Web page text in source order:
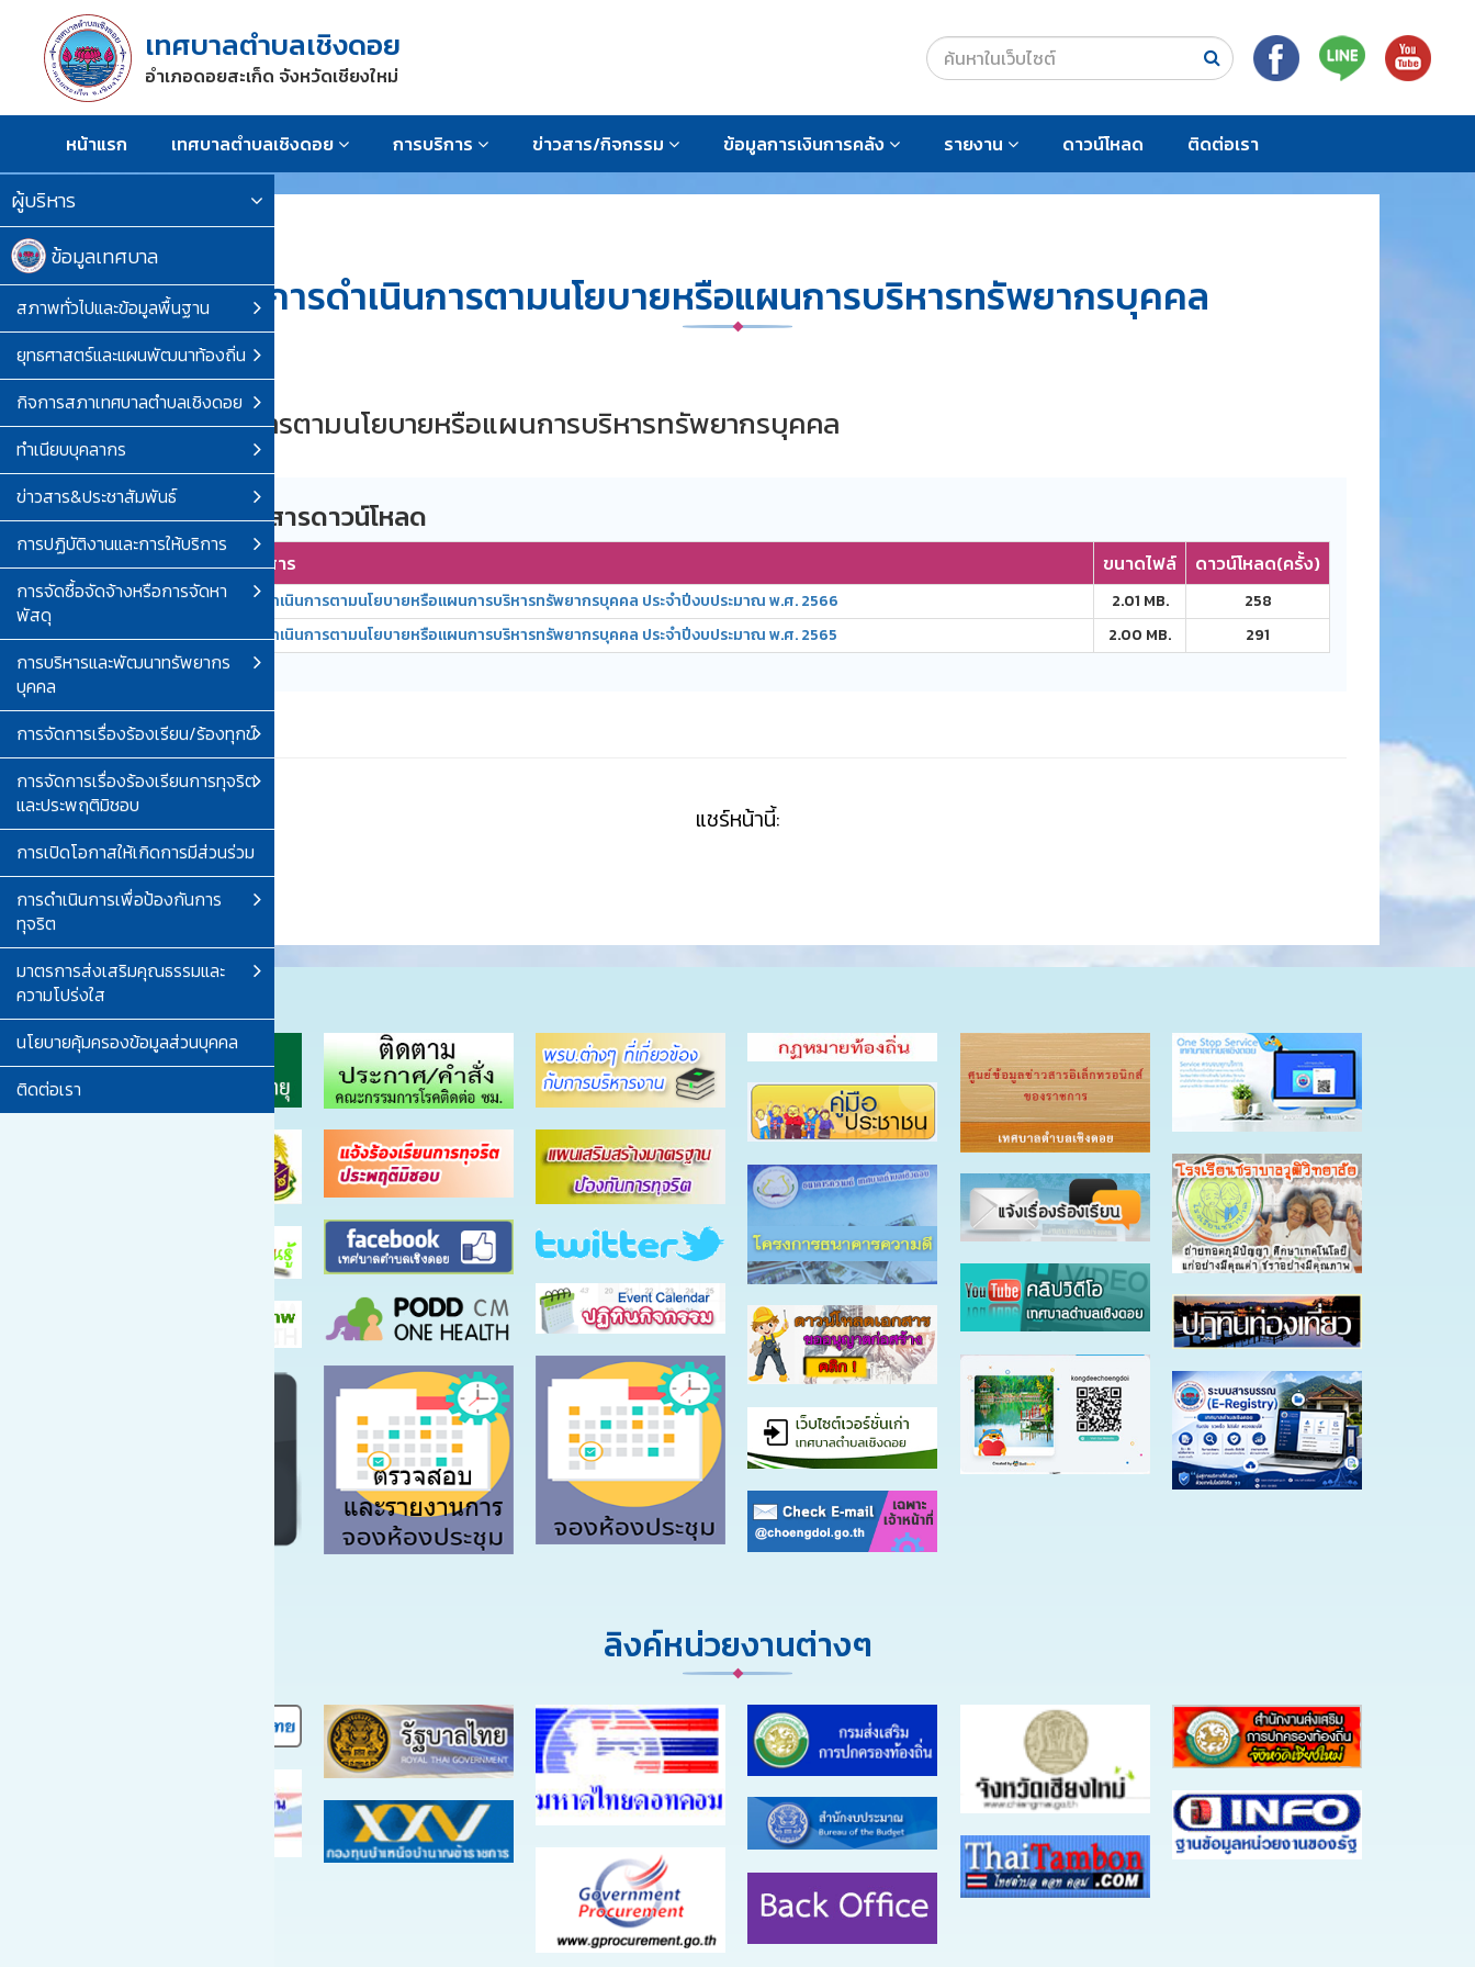
เทศบาลตำบลเชิงดอย
อำเภอดอยสะเก็ด จังหวัดเชียงใหม่
หน้าแรก เทศบาลตำบลเชิงดอย การบริการ ข่าวสาร/กิจกรรม ข้อมูลการเงินการคลัง รายงาน ดาวน์โหลด ติดต่อเรา
ผู้บริหาร
ข้อมูลเทศบาล
สภาพทั่วไปและข้อมูลพื้นฐาน
ยุทธศาสตร์และแผนพัฒนาท้องถิ่น
กิจการสภาเทศบาลตำบลเชิงดอย
ทำเนียบบุคลากร
ข่าวสาร&ประชาสัมพันธ์
การปฏิบัติงานและการให้บริการ
การจัดซื้อจัดจ้างหรือการจัดหา
พัสดุ
การบริหารและพัฒนาทรัพยากร
บุคคล
การจัดการเรื่องร้องเรียน/ร้องทุกข์
การจัดการเรื่องร้องเรียนการทุจริต
และประพฤติมิชอบ
การเปิดโอกาสให้เกิดการมีส่วนร่วม
การดำเนินการเพื่อป้องกันการ
ทุจริต
มาตรการส่งเสริมคุณธรรมและ
ความโปร่งใส
นโยบายคุ้มครองข้อมูลส่วนบุคคล
ติดต่อเรา
การดำเนินการตามนโยบายหรือแผนการบริหารทรัพยากรบุคคล
การดำเนินการตามนโยบายหรือแผนการบริหารทรัพยากรบุคคล
รายการเอกสารดาวน์โหลด
ลำดับ ชื่อเอกสาร ขนาดไฟล์ ดาวน์โหลด(ครั้ง)
1 การดำเนินการตามนโยบายหรือแผนการบริหารทรัพยากรบุคคล ประจำปีงบประมาณ พ.ศ. 2566 2.01 MB.
258
2
การดำเนินการตามนโยบายหรือแผนการบริหารทรัพยากรบุคคล ประจำปีงบประมาณ พ.ศ. 2565 2.00 MB. 291
แชร์หน้านี้:
ลิงค์หน่วยงานต่างๆ